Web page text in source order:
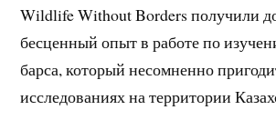
Wildlife Without Borders получили
бесценный опыт в работе по
барса, который несомненно
исследованиях на территории